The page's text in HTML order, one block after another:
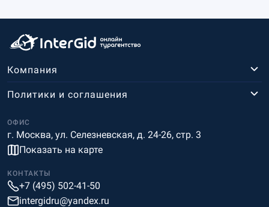
Компания
ОФИС
г. Москва, ул. Селезневская, д. 24-26, стр. 3
Показать на карте
Политики и соглашения
КОНТАКТЫ
+7 (495) 502-41-50
intergidru@yandex.ru